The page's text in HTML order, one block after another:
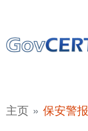
主页 保安警报